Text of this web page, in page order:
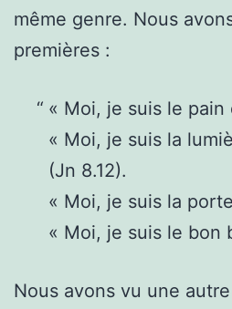
même genre. Nous
premières :
« Moi, je suis le pain
« Moi, je suis la
(Jn 8.12).
« Moi, je suis la
« Moi, je suis le bon
Nous avons vu une